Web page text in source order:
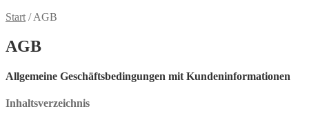
Start /AGB
AGB
Allgemeine Geschäftsbedingungen mit Kundeninformationen
Inhaltsverzeichnis